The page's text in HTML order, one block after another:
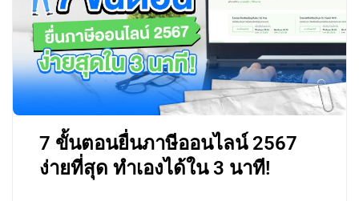
7 ขั้นตอนยื่นภาษีออนไลน์ 2567
ง่ายที่สุด ทำเองได้ใน 3 นาที!